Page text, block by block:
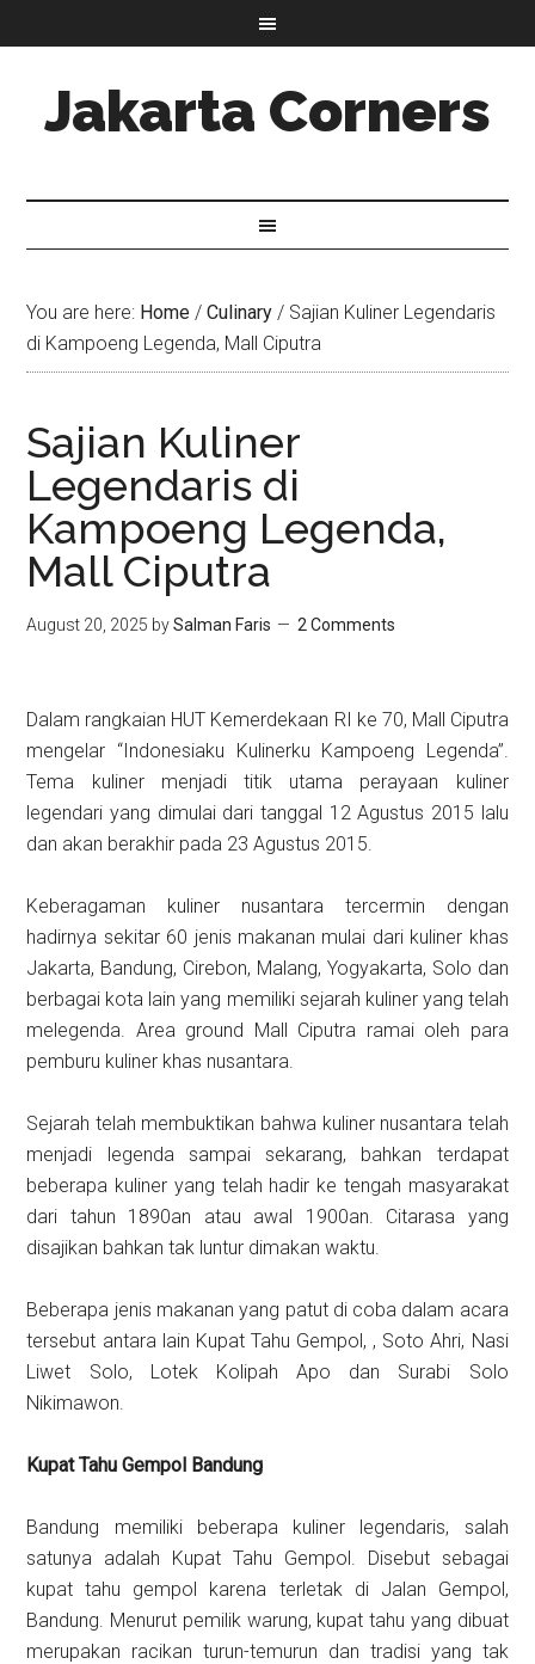
Jakarta Corners
You are here: Home / Culinary / Sajian Kuliner Legendaris
di Kampoeng Legenda, Mall Ciputra
Sajian Kuliner
Legendaris di
Kampoeng Legenda,
Mall Ciputra
August 20, 2025 bySalman Faris 2 Comments
Dalam rangkaian HUT Kemerdekaan RI ke 70, Mall Ciputra
mengelar “Indonesiaku Kulinerku Kampoeng Legenda”.
Tema kuliner menjadi titik utama perayaan kuliner
legendari yang dimulai dari tanggal 12 Agustus 2015 lalu
dan akan berakhir pada 23 Agustus 2015.
Keberagaman kuliner nusantara tercermin dengan
hadirnya sekitar 60 jenis makanan mulai dari kuliner khas
Jakarta, Bandung, Cirebon, Malang, Yogyakarta, Solo dan
berbagai kota lain yang memiliki sejarah kuliner yang telah
melegenda. Area ground Mall Ciputra ramai oleh para
pemburu kuliner khas nusantara.
Sejarah telah membuktikan bahwa kuliner nusantara telah
menjadi legenda sampai sekarang, bahkan terdapat
beberapa kuliner yang telah hadir ke tengah masyarakat
dari tahun 1890an atau awal 1900an. Citarasa yang
disajikan bahkan tak luntur dimakan waktu.
Beberapa jenis makanan yang patut di coba dalam acara
tersebut antara lain Kupat Tahu Gempol, , Soto Ahri, Nasi
Liwet Solo, Lotek Kolipah Apo dan Surabi Solo
Nikimawon.
Kupat Tahu Gempol Bandung
Bandung memiliki beberapa kuliner legendaris, salah
satunya adalah Kupat Tahu Gempol. Disebut sebagai
kupat tahu gempol karena terletak di Jalan Gempol,
Bandung. Menurut pemilik warung, kupat tahu yang dibuat
merupakan racikan turun-temurun dan tradisi yang tak